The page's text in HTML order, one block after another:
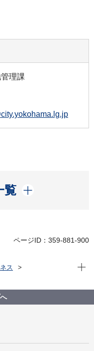
理課
覧
ページID：359-881-900
ス
区計画緑化などの各種
止について
現在